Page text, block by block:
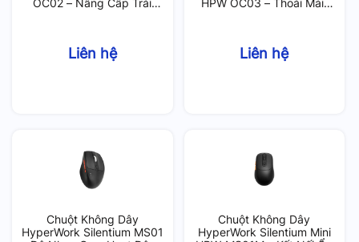
OC02 – Nâng Cấp Trải
Liên hệ
HPW OC03 – Thoải Mái,
Liên hệ
Chuột Không Dây
HyperWork Silentium MS01
Chuột Không Dây
HyperWork Silentium Mini